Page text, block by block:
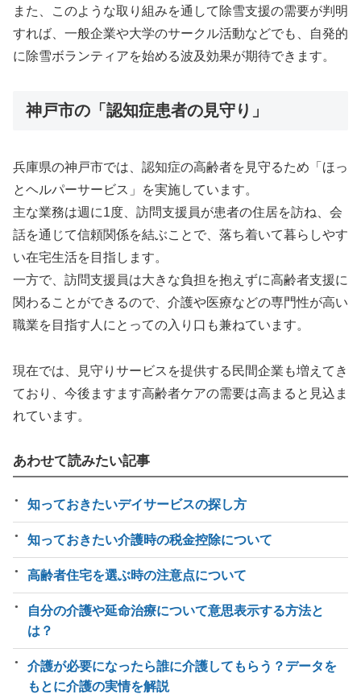
また、このような取り組みを通して除雪支援の需要が判明
すれば、一般企業や大学のサークル活動などでも、自発的
に除雪ボランティアを始める波及効果が期待できます。
神戸市の「認知症患者の見守り」
兵庫県の神戸市では、認知症の高齢者を見守るため「ほっ
とヘルパーサービス」を実施しています。
主な業務は週に1度、訪問支援員が患者の住居を訪ね、会
話を通じて信頼関係を結ぶことで、落ち着いて暮らしやす
い在宅生活を目指します。
一方で、訪問支援員は大きな負担を抱えずに高齢者支援に
関わることができるので、介護や医療などの専門性が高い
職業を目指す人にとっての入り口も兼ねています。
現在では、見守りサービスを提供する民間企業も増えてき
ており、今後ますます高齢者ケアの需要は高まると見込ま
れています。
あわせて読みたい記事
知っておきたいデイサービスの探し方
知っておきたい介護時の税金控除について
高齢者住宅を選ぶ時の注意点について
自分の介護や延命治療について意思表示する方法と
は？
介護が必要になったら誰に介護してもらう？データを
もとに介護の実情を解説